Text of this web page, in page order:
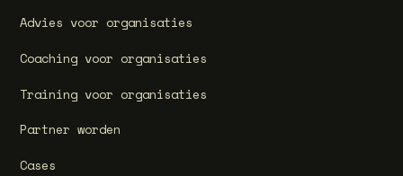
Advies voor organisaties
Coaching voor organisaties
Training voor organisaties
Partner worden
Cases